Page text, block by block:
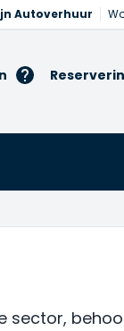
Autoverhuur